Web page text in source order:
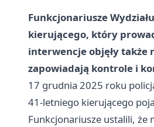
Funkcjonariusze
kierującego, który
interwencje objęły także
zapowiadają kontrole i
17 grudnia 2025 roku
41-letniego kierującego
Funkcjonariusze ustalili, że